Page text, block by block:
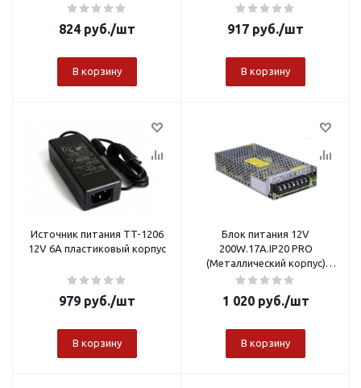
824 руб./шт
В корзину
917 руб./шт
В корзину
Источник питания TT-1206
12V 6A пластиковый корпус
979 руб./шт
В корзину
Блок питания 12V
200W.17A.IP20 PRO
(Металлический корпус)
OREOL
1 020руб./шт
В корзину